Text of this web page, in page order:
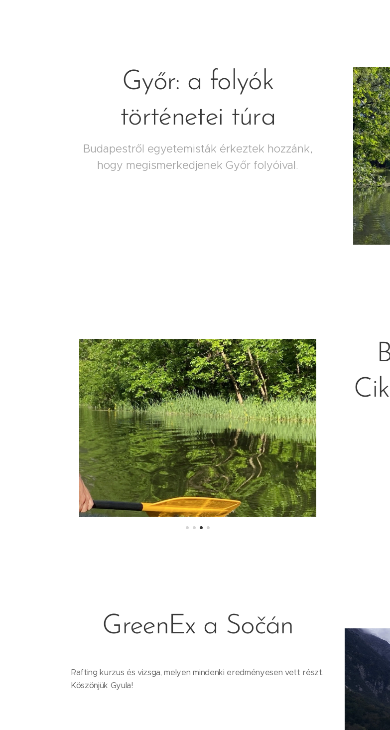
Győr: a folyók
történetei túra
Budapestről egyetemisták érkeztek hozzánk,
hogy megismerkedjenek Győr folyóival.
GreenEx a Sočán
Rafting kurzus és vizsga, melyen mindenki eredményesen vett részt.
Köszönjük Gyula!